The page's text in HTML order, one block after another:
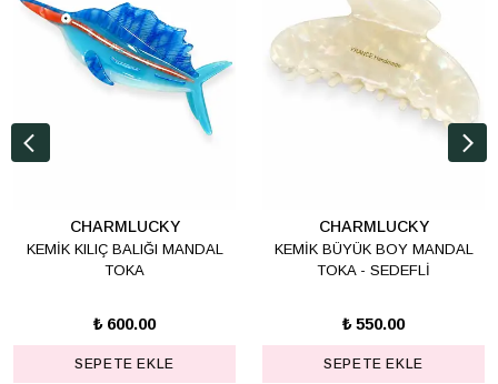
CHARMLUCKY
KEMİK KILIÇ BALIĞI MANDAL
TOKA
₺ 600.00
SEPETE EKLE
CHARMLUCKY
KEMİK BÜYÜK BOY MANDAL
TOKA - SEDEFLİ
₺ 550.00
SEPETE EKLE